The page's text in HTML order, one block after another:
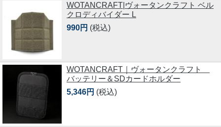
WOTANCRAFT|ヴォータンクラフト ベル
クロディバイダー L
990円 (税込)
WOTANCRAFT｜ヴォータンクラフト
バッテリー＆SDカードホルダー
5,346円 (税込)